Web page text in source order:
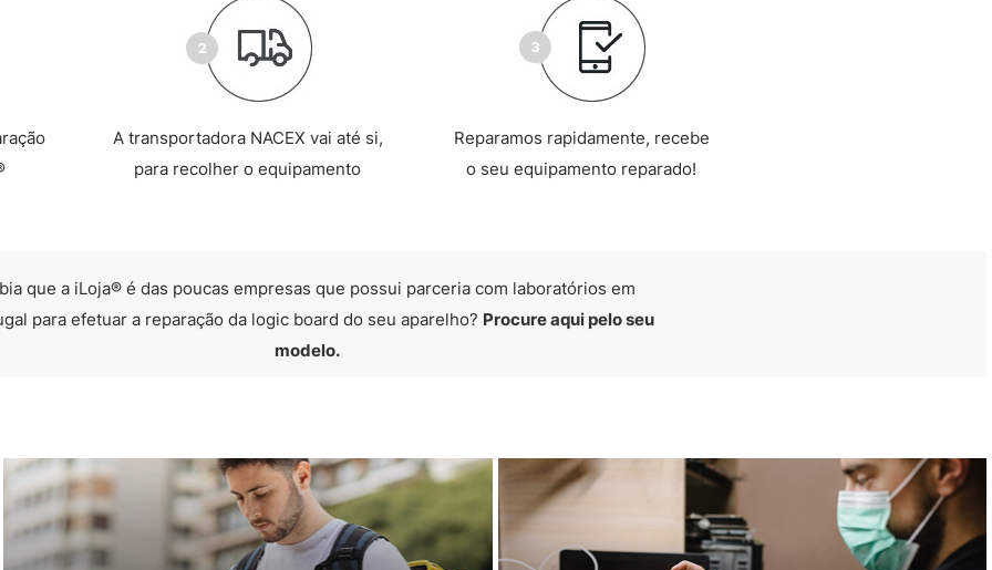
A transportadora NACEX vai até si,
para recolher o equipamento
Reparamos rapidamente, recebe
o seu equipamento reparado!
que a iLoja® é das poucas empresas que possui parceria com laboratórios em
para efetuar a reparação da logic board do seu aparelho? Procure aqui pelo seu
modelo.